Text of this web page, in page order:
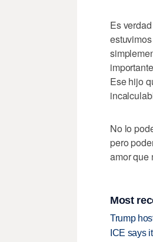
Es
Ese hijo
No lo
pero
amor que
Most
Trump
ICE says